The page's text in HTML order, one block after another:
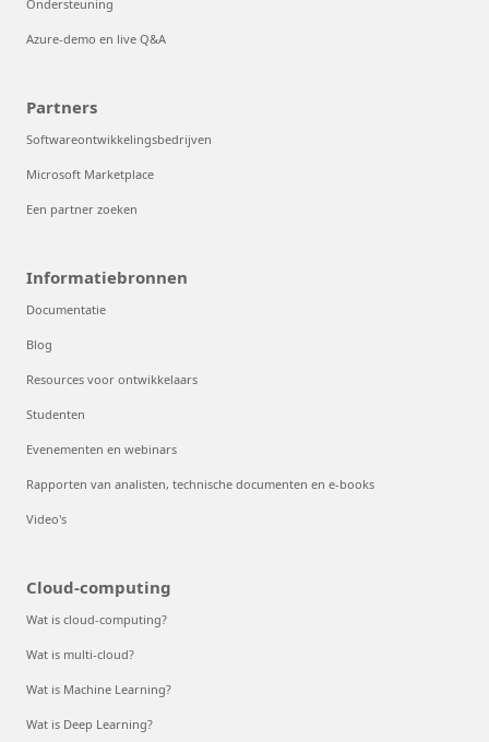
Ondersteuning
Azure-demo en live Q&A
Partners
Softwareontwikkelingsbedrijven
Microsoft Marketplace
Een partner zoeken
Informatiebronnen
Documentatie
Blog
Resources voor ontwikkelaars
Studenten
Evenementen en webinars
Rapporten van analisten, technische documenten en e-books
Video's
Cloud-computing
Wat is cloud-computing?
Wat is multi-cloud?
Wat is Machine Learning?
Wat is Deep Learning?